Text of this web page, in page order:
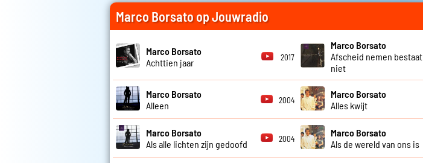
Marco Borsato op Jouwradio
Marco Borsato
Achttien jaar
2017
Marco Borsato
Afscheid nemen bestaat
niet
Marco Borsato
Alleen
2004
Marco Borsato
Alles kwijt
Marco Borsato
Als alle lichten zijn gedoofd
2004
Marco Borsato
Als de wereld van ons is